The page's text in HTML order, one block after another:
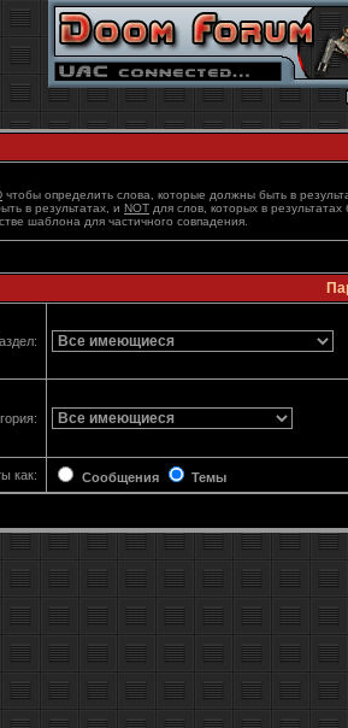
чтобы определить слова, которые должны быть в
в результатах, и NOT для слов, которых в результатах
шаблона для частичного совпадения.
как: Сообщения Темы